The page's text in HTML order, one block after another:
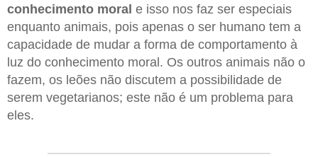
conhecimento moral e isso nos faz ser especiais
enquanto animais, pois apenas o ser humano tem a
capacidade de mudar a forma de comportamento à
luz do conhecimento moral. Os outros animais não o
fazem, os leões não discutem a possibilidade de
serem vegetarianos; este não é um problema para
eles.